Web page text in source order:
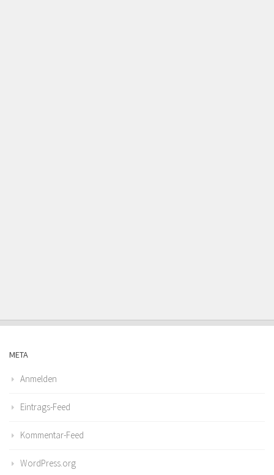
META
Anmelden
Eintrags-Feed
Kommentar-Feed
WordPress.org